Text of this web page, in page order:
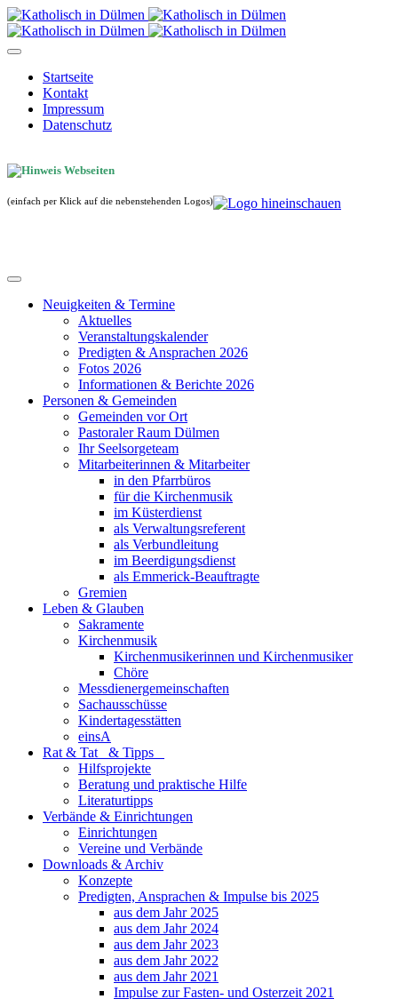
Startseite
Kontakt
Impressum
Datenschutz
(einfach per Klick auf die nebenstehenden Logos)
Neuigkeiten & Termine
Aktuelles
Veranstaltungskalender
Predigten & Ansprachen 2026
Fotos 2026
Informationen & Berichte 2026
Personen & Gemeinden
Gemeinden vor Ort
Pastoraler Raum Dülmen
Ihr Seelsorgeteam
Mitarbeiterinnen & Mitarbeiter
in den Pfarrbüros
für die Kirchenmusik
im Küsterdienst
als Verwaltungsreferent
als Verbundleitung
im Beerdigungsdienst
als Emmerick-Beauftragte
Gremien
Leben & Glauben
Sakramente
Kirchenmusik
Kirchenmusikerinnen und Kirchenmusiker
Chöre
Messdienergemeinschaften
Sachausschüsse
Kindertagesstätten
einsA
Rat & Tat & Tipps
Hilfsprojekte
Beratung und praktische Hilfe
Literaturtipps
Verbände & Einrichtungen
Einrichtungen
Vereine und Verbände
Downloads & Archiv
Konzepte
Predigten, Ansprachen & Impulse bis 2025
aus dem Jahr 2025
aus dem Jahr 2024
aus dem Jahr 2023
aus dem Jahr 2022
aus dem Jahr 2021
Impulse zur Fasten- und Osterzeit 2021